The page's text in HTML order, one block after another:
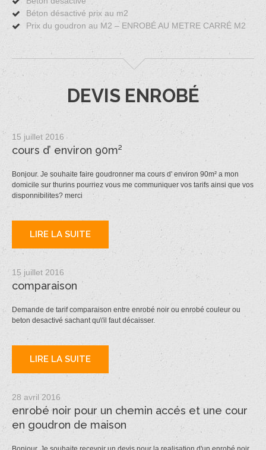
Béton désactivé prix au m2
Prix du goudron au M2 – ENROBÉ AU METRE CARRÉ M2
DEVIS ENROBÉ
15 juillet 2016
cours d’ environ 90m²
Bonjour. Je souhaite faire goudronner ma cours d' environ 90m² a mon
domicile sur thurins pourriez vous me communiquer vos tarifs ainsi que vos
disponnibilites? merci
LIRE LA SUITE
15 juillet 2016
comparaison
Demande de tarif comparaison entre enrobé noir ou enrobé couleur ou
beton desactivé sachant qu\'il faut décaisser.
LIRE LA SUITE
28 avril 2016
enrobé noir pour un chemin accés et une cour
en goudron de maison